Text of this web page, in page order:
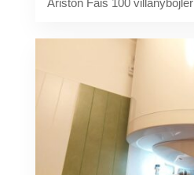
Ariston Fais 100 villanybojler